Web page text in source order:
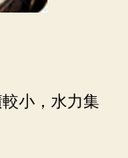
小，水力集